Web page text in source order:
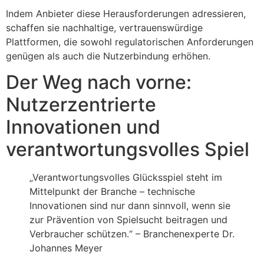
Indem Anbieter diese Herausforderungen adressieren,
schaffen sie nachhaltige, vertrauenswürdige
Plattformen, die sowohl regulatorischen Anforderungen
genügen als auch die Nutzerbindung erhöhen.
Der Weg nach vorne:
Nutzerzentrierte
Innovationen und
verantwortungsvolles Spiel
„Verantwortungsvolles Glücksspiel steht im
Mittelpunkt der Branche – technische
Innovationen sind nur dann sinnvoll, wenn sie
zur Prävention von Spielsucht beitragen und
Verbraucher schützen.“ – Branchenexperte Dr.
Johannes Meyer